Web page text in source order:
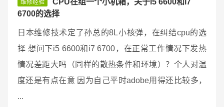
维修经验
CPU在组一个小机箱，关于i5 6600和i7
6700的选择
日本维修技术定了孙总的8L小核弹，在纠结cpu的选
择 想问下i5 6600和i7 6700，在正常工作情况下发热
情况差距大吗（同样的散热条件和环境）？个人对温
度还是有点在意 因为自己平时adobe用得还比较多，
...